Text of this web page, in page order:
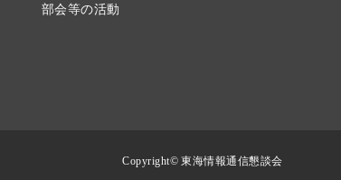
部会等の活動
Copyright© 東海情報通信懇談会